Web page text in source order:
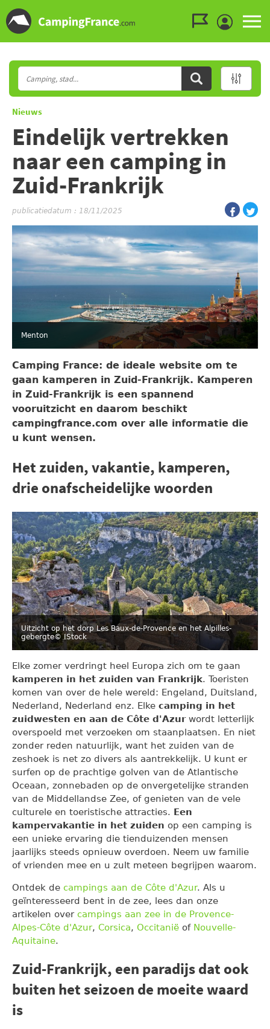
Nieuws
Eindelijk vertrekken
naar een camping in
Zuid-Frankrijk
publicatiedatum : 18/11/2025
Menton
Camping France: de ideale website om te
gaan kamperen in Zuid-Frankrijk. Kamperen
in Zuid-Frankrijk is een spannend
vooruitzicht en daarom beschikt
campingfrance.com over alle informatie die
u kunt wensen.
Het zuiden, vakantie, kamperen,
drie onafscheidelijke woorden
Uitzicht op het dorp Les Baux-de-Provence en het Alpilles-
gebergte© IStock
Elke zomer verdringt heel Europa zich om te gaan
kamperen in het zuiden van Frankrijk. Toeristen
komen van over de hele wereld: Engeland, Duitsland,
Nederland, Nederland enz. Elke camping in het
zuidwesten en aan de Côte d'Azurwordt letterlijk
overspoeld met verzoeken om staanplaatsen. En niet
zonder reden natuurlijk, want het zuiden van de
zeshoek is net zo divers als aantrekkelijk. U kunt er
surfen op de prachtige golven van de Atlantische
Oceaan, zonnebaden op de onvergetelijke stranden
van de Middellandse Zee, of genieten van de vele
culturele en toeristische attracties. Een
kampervakantie in het zuiden op een camping is
een unieke ervaring die tienduizenden mensen
jaarlijks steeds opnieuw overdoen. Neem uw familie
of vrienden mee en u zult meteen begrijpen waarom.
Ontdek de campings aan de Côte d'Azur. Als u
geïnteresseerd bent in de zee, lees dan onze
artikelen overcampings aan zee in de Provence-
Alpes-Côte d'Azur, Corsica, Occitanië of Nouvelle-
Aquitaine.
Zuid-Frankrijk, een paradijs dat ook
buiten het seizoen de moeite waard
is